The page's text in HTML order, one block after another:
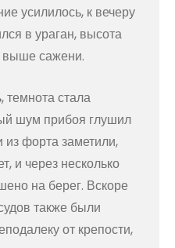
усилилось, к вечеру
в ураган, высота
выше сажени.
темнота стала
шум прибоя глушил
из форта заметили,
и через несколько
на берег. Вскоре
также были
от крепости,